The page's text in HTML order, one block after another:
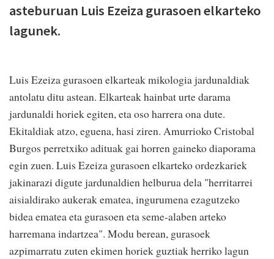
asteburuan Luis Ezeiza gurasoen elkarteko
lagunek.
Luis Ezeiza gurasoen elkarteak mikologia jardunaldiak
antolatu ditu astean. Elkarteak hainbat urte darama
jardunaldi horiek egiten, eta oso harrera ona dute.
Ekitaldiak atzo, eguena, hasi ziren. Amurrioko Cristobal
Burgos perretxiko adituak gai horren gaineko diaporama
egin zuen. Luis Ezeiza gurasoen elkarteko ordezkariek
jakinarazi digute jardunaldien helburua dela "herritarrei
aisialdirako aukerak ematea, ingurumena ezagutzeko
bidea ematea eta gurasoen eta seme-alaben arteko
harremana indartzea". Modu berean, gurasoek
azpimarratu zuten ekimen horiek guztiak herriko lagun